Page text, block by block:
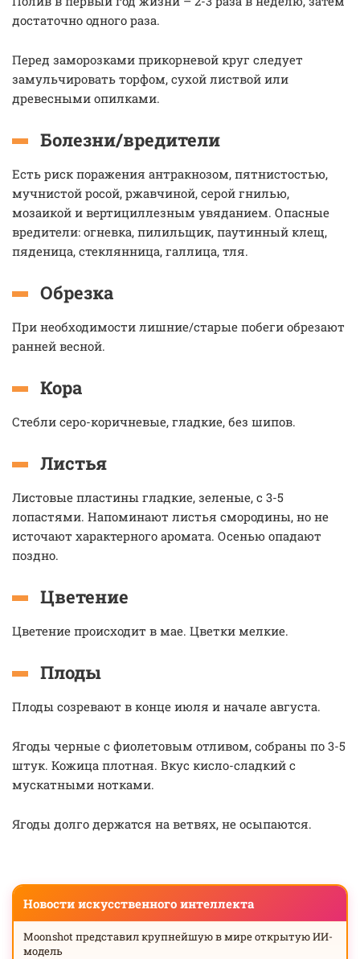
достаточно одного раза.
Перед заморозками прикорневой круг следует
замульчировать торфом, сухой листвой или
древесными опилками.
Болезни/вредители
Есть риск поражения антракнозом, пятнистостью,
мучнистой росой, ржавчиной, серой гнилью,
мозаикой и вертициллезным увяданием. Опасные
вредители: огневка, пилильщик, паутинный клещ,
пяденица, стеклянница, галлица, тля.
Обрезка
При необходимости лишние/старые побеги обрезают
ранней весной.
Кора
Стебли серо-коричневые, гладкие, без шипов.
Листья
Листовые пластины гладкие, зеленые, с 3-5
лопастями. Напоминают листья смородины, но не
источают характерного аромата. Осенью опадают
поздно.
Цветение
Цветение происходит в мае. Цветки мелкие.
Плоды
Плоды созревают в конце июля и начале августа.
Ягоды черные с фиолетовым отливом, собраны по 3-5
штук. Кожица плотная. Вкус кисло-сладкий с
мускатными нотками.
Ягоды долго держатся на ветвях, не осыпаются.
Новости искусственного интеллекта
Moonshot представил крупнейшую в мире открытую ИИ-
модель